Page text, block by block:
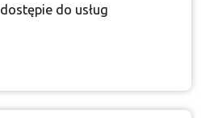
dostępie do usług